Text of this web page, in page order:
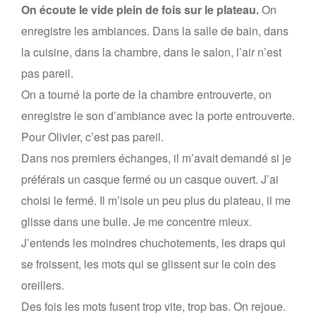
On écoute le vide plein de fois sur le plateau.On
enregistre les ambiances. Dans la salle de bain, dans
la cuisine, dans la chambre, dans le salon, l’air n’est
pas pareil.
On a tourné la porte de la chambre entrouverte, on
enregistre le son d’ambiance avec la porte entrouverte.
Pour Olivier, c’est pas pareil.
Dans nos premiers échanges, il m’avait demandé si je
préférais un casque fermé ou un casque ouvert. J’ai
choisi le fermé. Il m’isole un peu plus du plateau, il me
glisse dans une bulle. Je me concentre mieux.
J’entends les moindres chuchotements, les draps qui
se froissent, les mots qui se glissent sur le coin des
oreillers.
Des fois les mots fusent trop vite, trop bas. On rejoue.